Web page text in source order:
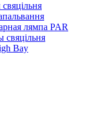
лямпа PAR
Bay